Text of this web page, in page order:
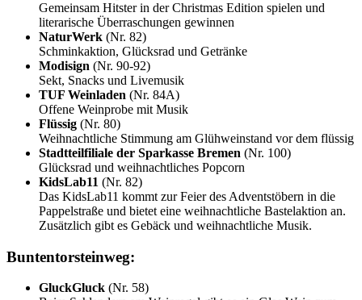
Gemeinsam Hitster in der Christmas Edition spielen und
literarische Überraschungen gewinnen
NaturWerk (Nr. 82)
Schminkaktion, Glücksrad und Getränke
Modisign (Nr. 90-92)
Sekt, Snacks und Livemusik
TUF Weinladen (Nr. 84A)
Offene Weinprobe mit Musik
Flüssig (Nr. 80)
Weihnachtliche Stimmung am Glühweinstand vor dem flüssig
Stadtteilfiliale der Sparkasse Bremen (Nr. 100)
Glücksrad und weihnachtliches Popcorn
KidsLab11 (Nr. 82)
Das KidsLab11 kommt zur Feier des Adventstöbern in die
Pappelstraße und bietet eine weihnachtliche Bastelaktion an.
Zusätzlich gibt es Gebäck und weihnachtliche Musik.
Buntentorsteinweg:
GluckGluck (Nr. 58)